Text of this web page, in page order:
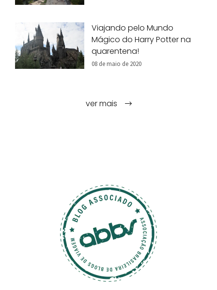
Viajando pelo Mundo
Mágico do Harry Potter na
quarentena!
08 de maio de 2020
ver mais